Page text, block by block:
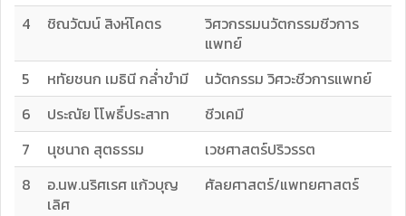
4
ชิณวัฒน์ สิงห์โคตร
วิศวกรรมนวัตกรรมชีวการ
แพทย์
5
หทัยชนก เมธินี กล่ำขำมี
นวัตกรรม วิศวะชีวการแพทย์
6
ประณัย โโพธิ์ประสาท
ชีวเคมี
7
นุชนาถ สุตธรรม
เวชศาสตร์ปริวรรต
8
อ.นพ.นริศเรศ แก้วบุญ
เลิศ
ศัลยศาสตร์/แพทยศาสตร์